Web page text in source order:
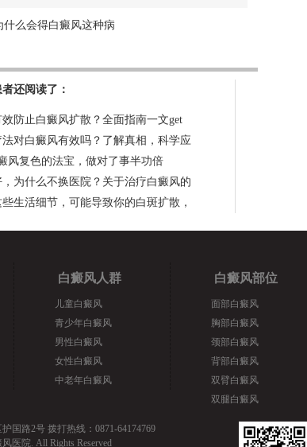
什么会得白癜风这种病
还阅读了：
防止白癜风扩散？全面指南一文get
对白癜风有效吗？了解真相，科学应
风复色的法宝，做对了事半功倍
为什么不换医院？关于治疗白癜风的
生活细节，可能导致你的白斑扩散，
白癜风人群
儿童白癜风
青少年白癜风
男性白癜风
女性白癜风
中老年白癜风
白癜风部位
面部白癜风
胸部白癜风
颈部白癜风
背部白癜风
双臂白癜风
双腿白癜风
国路2号 拨打热线：0871-64174769
医院. All Rights Reserved